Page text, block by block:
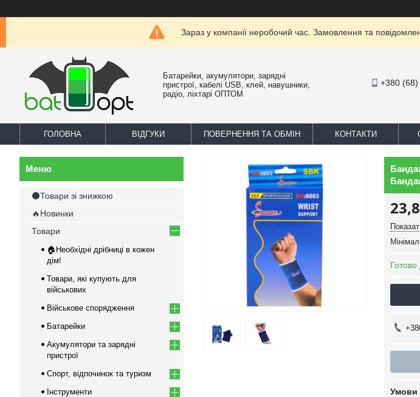
Зараз у компанії неробочий час. Замовлення та
Батарейки, акумулятори, зарядні
пристрої, кабелі USB, клей, навушники,
радіо, ліхтарі ОПТОМ
+380
ГОЛОВНА ВІДГУКИ ПОВЕРНЕННЯ ТА ОБМІН КОНТАКТИ
Готово
⚫Товари зі знижкою
🔥Новинки
Товари
🏠Необхідні дрібниці в кожен
дім!
Товари, які купують для
військових
Військове спорядження
Батарейки
Акумулятори та зарядні
пристрої
Спорт, відпочинок та туризм
Інструменти